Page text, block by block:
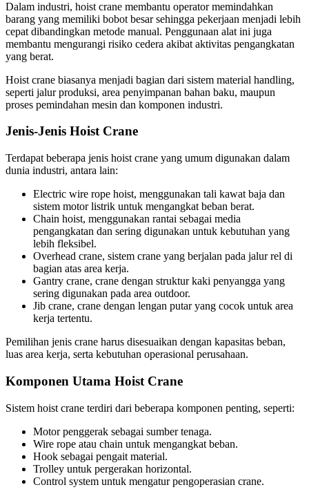
Dalam industri, hoist crane membantu operator memindahkan
barang yang memiliki bobot besar sehingga pekerjaan menjadi lebih
cepat dibandingkan metode manual. Penggunaan alat ini juga
membantu mengurangi risiko cedera akibat aktivitas pengangkatan
yang berat.
Hoist crane biasanya menjadi bagian dari sistem material handling,
seperti jalur produksi, area penyimpanan bahan baku, maupun
proses pemindahan mesin dan komponen industri.
Jenis-Jenis Hoist Crane
Terdapat beberapa jenis hoist crane yang umum digunakan dalam
dunia industri, antara lain:
Electric wire rope hoist, menggunakan tali kawat baja dan
sistem motor listrik untuk mengangkat beban berat.
Chain hoist, menggunakan rantai sebagai media
pengangkatan dan sering digunakan untuk kebutuhan yang
lebih fleksibel.
Overhead crane, sistem crane yang berjalan pada jalur rel di
bagian atas area kerja.
Gantry crane, crane dengan struktur kaki penyangga yang
sering digunakan pada area outdoor.
Jib crane, crane dengan lengan putar yang cocok untuk area
kerja tertentu.
Pemilihan jenis crane harus disesuaikan dengan kapasitas beban,
luas area kerja, serta kebutuhan operasional perusahaan.
Komponen Utama Hoist Crane
Sistem hoist crane terdiri dari beberapa komponen penting, seperti:
Motor penggerak sebagai sumber tenaga.
Wire rope atau chain untuk mengangkat beban.
Hook sebagai pengait material.
Trolley untuk pergerakan horizontal.
Control system untuk mengatur pengoperasian crane.